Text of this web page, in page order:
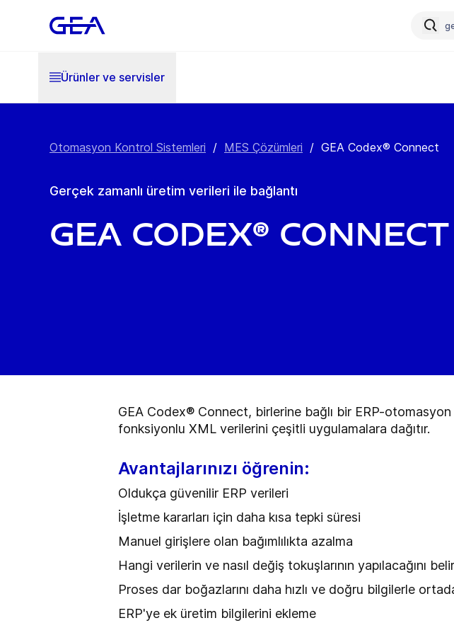
Ürünler ve servisler
Otomasyon Kontrol Sistemleri / MES Çözümleri / GEA Codex® Connect
Gerçek zamanlı üretim verileri ile bağlantı
GEA Codex® Connect
GEA Codex® Connect, birlerine bağlı bir ERP-
fonksiyonlu XML verilerini çeşitli uygulamalara dağıtır.
Avantajlarınızı öğrenin:
Oldukça güvenilir ERP verileri
İşletme kararları için daha kısa tepki süresi
Manuel girişlere olan bağımlılıkta azalma
Hangi verilerin ve nasıl değiş tokuşlarının yapılacağını
Proses dar boğazlarını daha hızlı ve doğru bilgilerle
ERP'ye ek üretim bilgilerini ekleme